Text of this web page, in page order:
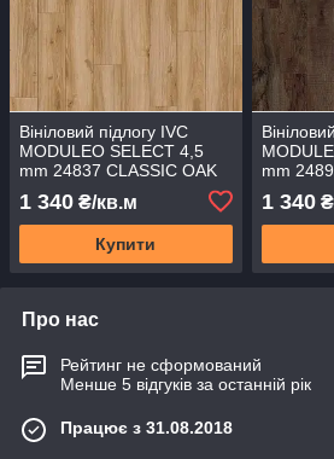
Вініловий підлогу IVC
MODULEO SELECT 4,5
mm 24837 CLASSIC OAK
1 340 ₴/кв.м
Купити
mm
1 340
Про нас
Рейтинг не сформований
Менше 5 відгуків за останній рік
Працює з 31.08.2018